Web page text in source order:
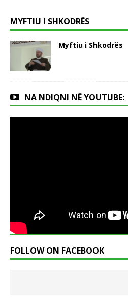
MYFTIU I SHKODRËS
Myftiu i Shkodrës
NA NDIQNI NË YOUTUBE:
FOLLOW ON FACEBOOK